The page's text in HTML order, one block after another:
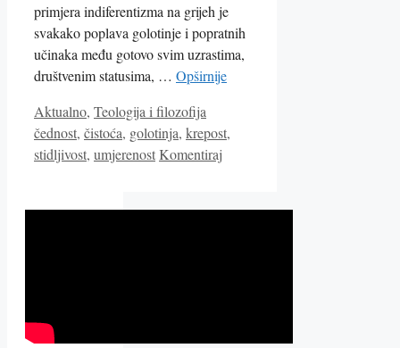
primjera indiferentizma na grijeh je
svakako poplava golotinje i popratnih
učinaka među gotovo svim uzrastima,
društvenim statusima, … Opširnije
Kategorije
Aktualno, Teologija i filozofija
čednost, čistoća, golotinja, krepost,
stidljivost, umjerenostKomentiraj